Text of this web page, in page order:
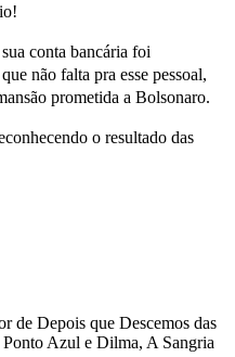
conta bancária foi
não falta pra esse pessoal,
prometida a Bolsonaro.
o resultado das
de Depois que Descemos das
Azul e Dilma, A Sangria